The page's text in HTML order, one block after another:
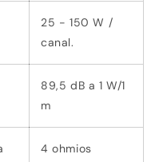
25 - 150 W /
canal.
89,5 dB a 1 W/1
m
4 ohmios